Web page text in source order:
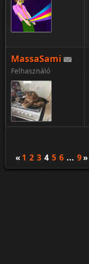
MassaSami
Felhasználó
« 1 2 3 4 5 6 ... 9»